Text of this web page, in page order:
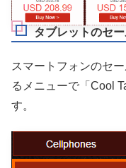
タブレットのセ
スマートフォンのセ
るメニューで「Cool
す。